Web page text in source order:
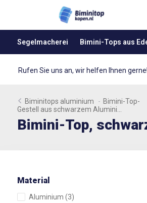
Segelmacherei Bimini-Tops aus
Rufen Sie uns an, wir helfen Ihnen
Biminitops aluminium - Bimini-Top-
Gestell aus schwarzem Alumini...
Bimini-Top,
Material
Aluminium (3)